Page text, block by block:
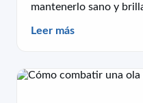
mantenerlo sano y
Leer más